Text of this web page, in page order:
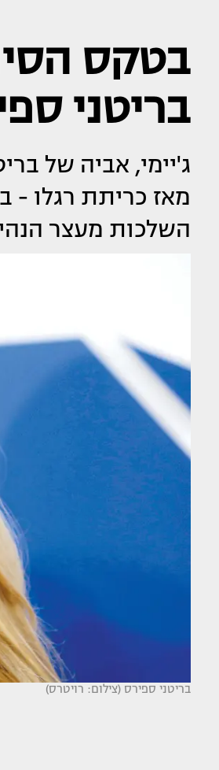
בטקס
בריטני
ג'יימי, אביה של
מאז כריתת רגלו
השלכות מעצר
בריטני ספירס (צילום: רויטרס)